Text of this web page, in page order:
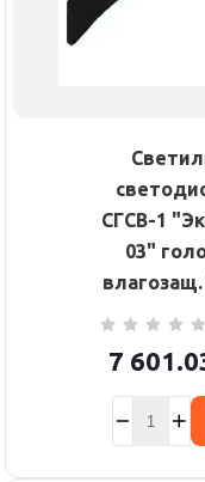
СГСВ-1
03"
7